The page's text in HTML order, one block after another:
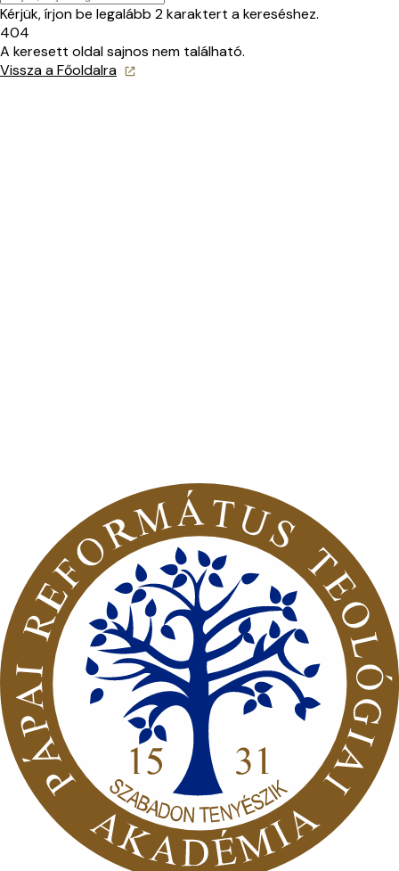
Kérjük, írjon be legalább 2 karaktert a kereséshez.
404
A keresett oldal sajnos nem található.
Vissza a Főoldalra